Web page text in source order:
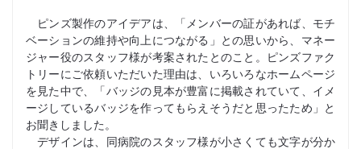
ピンズ製作のアイデアは、「メンバーの証があれば、モチ
ベーションの維持や向上につながる」との思いから、マネー
ジャー役のスタッフ様が考案されたとのこと。ピンズファク
トリーにご依頼いただいた理由は、いろいろなホームページ
を見た中で、「バッジの見本が豊富に掲載されていて、イメ
ージしているバッジを作ってもらえそうだと思ったため」と
お聞きしました。
デザインは、同病院のスタッフ様が小さくても文字が分か